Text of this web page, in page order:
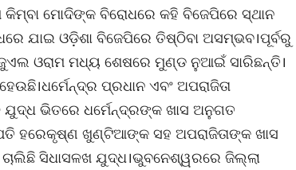
ମୋଦିଙ୍କ ବିରୋଧରେ କହି ବିଜେପିରେ ସ୍ଥାନ
ଯାଇ ଓଡ଼ିଶା ବିଜେପିରେ ତିଷ୍ଠିବା ଅସମ୍ଭବ।ପୂର୍ବରୁ
ଓରାମ ମଧ୍ୟ ଶେଷରେ ମୁଣ୍ଡ ନୁଆଇଁ ସାରିଛନ୍ତି।
ପ୍ରଧାନ ଏବଂ ଅପରାଜିତା
ଭିତରେ ଧର୍ମେନ୍ଦ୍ରଙ୍କ ଖାସ ଅନୁଗତ
ହରେକୃଷ୍ଣ ଖୁଣ୍ଟିଆଙ୍କ ସହ ଅପରାଜିତାଙ୍କ ଖାସ
ସିଧାସଳଖ ଯୁଦ୍ଧ।ଭୁବନେଶ୍ୱରରେ ଜିଲ୍ଲା